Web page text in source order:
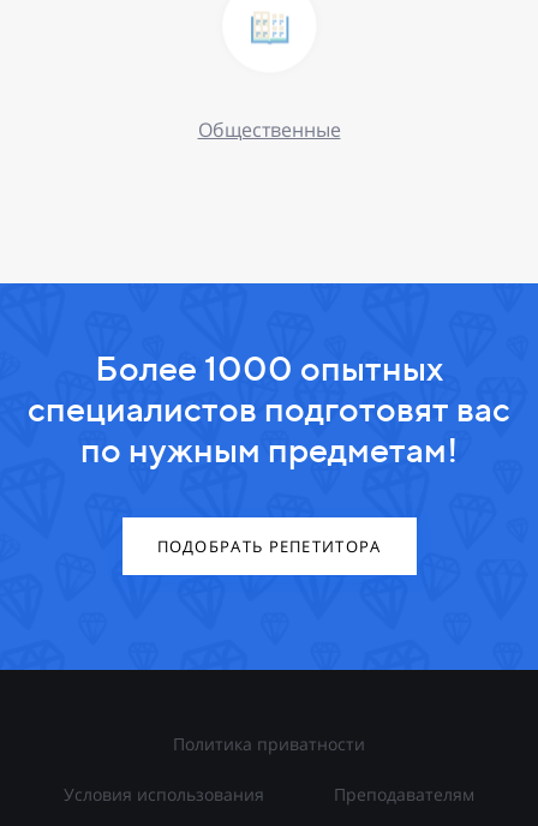
Общественные
Более 1000 опытных
специалистов подготовят вас
по нужным предметам!
ПОДОБРАТЬ РЕПЕТИТОРА
Политика приватности
Условия использования Преподавателям